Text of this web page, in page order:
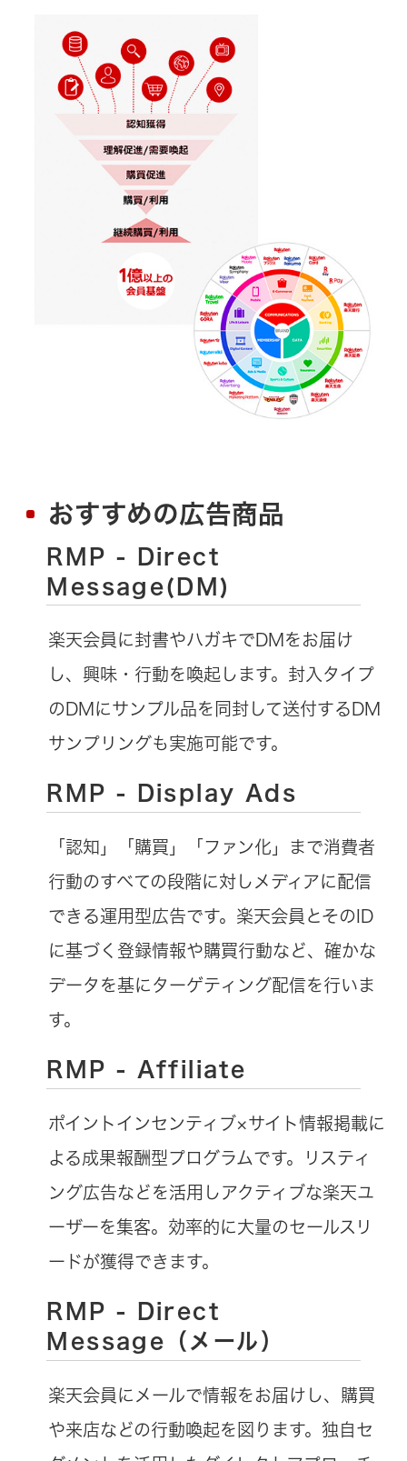
おすすめの広告商品
RMP - Direct
Message(DM)
楽天会員に封書やハガキでDMをお届け
し、興味・行動を喚起します。封入タイプ
のDMにサンプル品を同封して送付するDM
サンプリングも実施可能です。
RMP - Display Ads
「認知」「購買」「ファン化」まで消費者
行動のすべての段階に対しメディアに配信
できる運用型広告です。楽天会員とそのID
に基づく登録情報や購買行動など、確かな
データを基にターゲティング配信を行いま
す。
RMP - Affiliate
ポイントインセンティブ×サイト情報掲載に
よる成果報酬型プログラムです。リスティ
ング広告などを活用しアクティブな楽天ユ
ーザーを集客。効率的に大量のセールスリ
ードが獲得できます。
RMP - Direct
Message（メール）
楽天会員にメールで情報をお届けし、購買
や来店などの行動喚起を図ります。独自セ